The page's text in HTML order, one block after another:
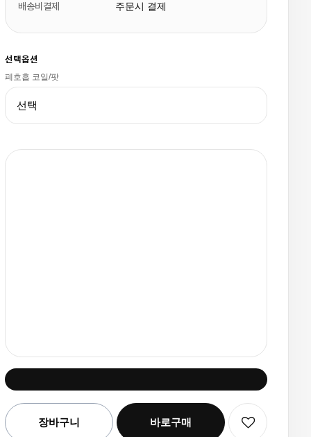
배송비결제 주문시 결제
선택옵션
폐호흡 코일/팟
장바구니 바로구매